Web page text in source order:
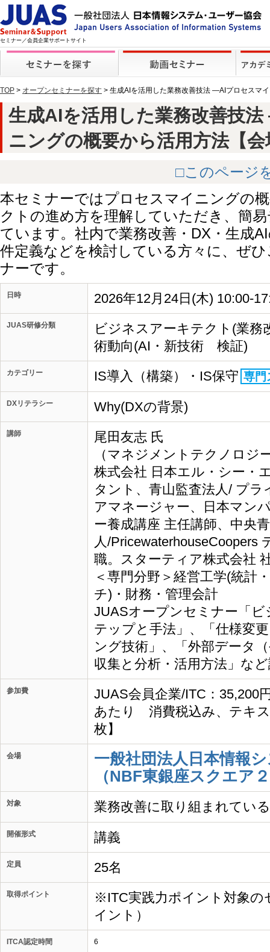
セミナー／会員企業サポートサイト
TOP > オープンセミナーを探す > 生成AIを活用した業務改善技法 ―AIプロセスマ
生成AIを活用した業務改善技
ニングの概要から活用方法【
□このページ
本セミナーではプロセスマイニングの
クトの進め方を理解していただき、簡
ています。社内で業務改善・DX・生成
件定義などを検討している方々に、ぜ
ナーです。
日時 2026年12月24日(木) 10:00-
JUAS研修分類
ビジネスアーキテクト(業務
術動向(AI・新技術 検証)
カテゴリー IS導入（構築）・IS保守 専門
DXリテラシー Why(DXの背景)
講師
尾田友志 氏
（マネジメントテクノロ
株式会社 日本エル・シー
タント、青山監査法人/ プ
アマネージャー、日本マン
ー養成講座 主任講師、中央
人/PricewaterhouseCoopers
職。スターティア株式会社
＜専門分野＞経営工学(統計
チ)・財務・管理会計
JUASオープンセミナー「
テップと手法」、「仕様変
ング技術」、「外部データ
収集と分析・活用方法」な
参加費
JUAS会員企業/ITC：35,200
あたり 消費税込み、テキ
枚】
会場
一般社団法人日本情報
（NBF東銀座スクエア
対象 業務改善に取り組まれてい
開催形式 講義
定員 25名
取得ポイント
※ITC実践力ポイント対象の
イント）
ITCA認定時間 6